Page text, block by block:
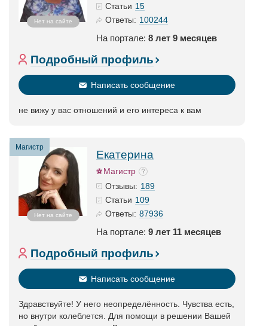
Нет на сайте
Статьи 15
Ответы: 100244
На портале: 8 лет 9 месяцев
Подробный профиль
Написать сообщение
не вижу у вас отношений и его интереса к вам
Магистр
Нет на сайте
Екатерина
Магистр
Отзывы: 189
Статьи 109
Ответы: 87936
На портале: 9 лет 11 месяцев
Подробный профиль
Написать сообщение
Здравствуйте! У него неопределённость. Чувства есть,
но внутри колеблется. Для помощи в решении Вашей